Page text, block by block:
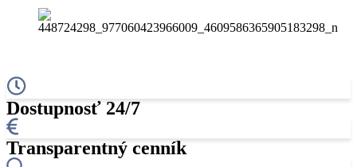
Dostupnosť 24/7
Transparentný cenník